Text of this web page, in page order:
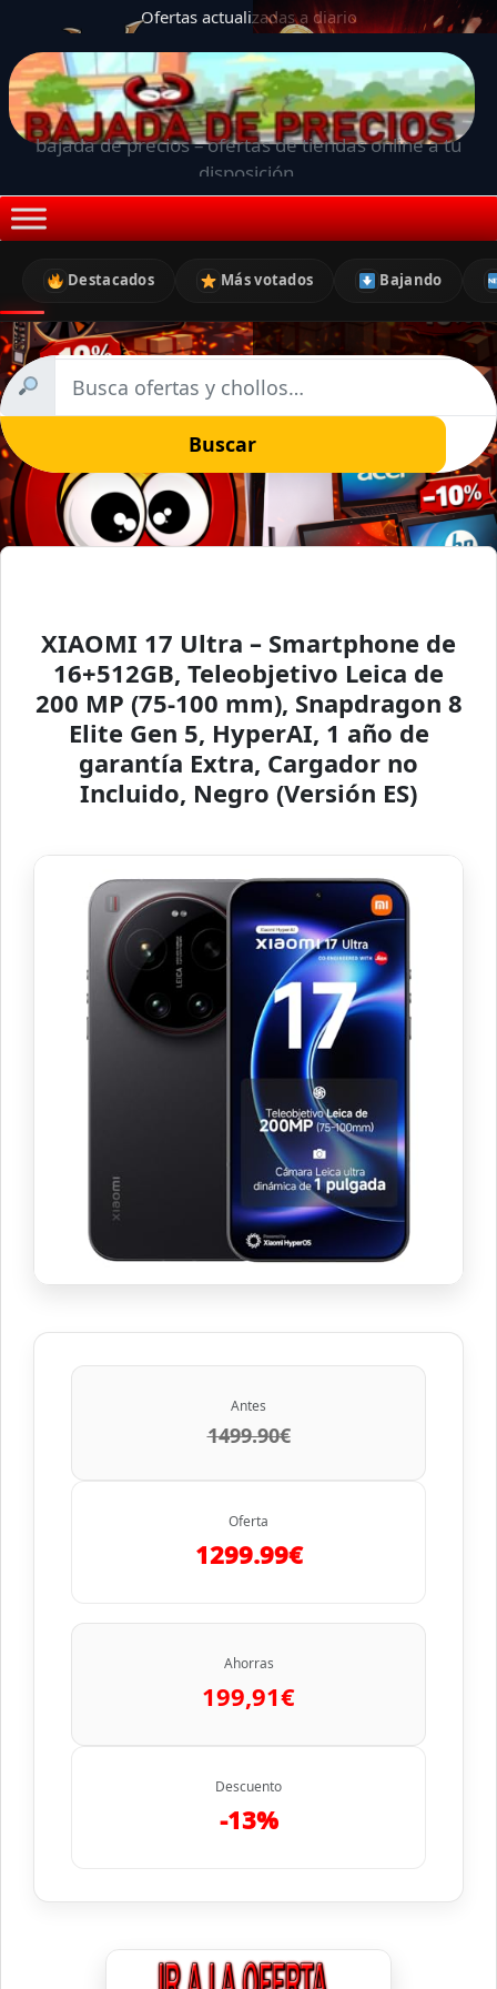
Ofertas actualizadas a diario
bajada de precios – ofertas de tiendas online a tu
disposición.
Destacados Más votados Bajando
Buscar
XIAOMI 17 Ultra – Smartphone de
16+512GB, Teleobjetivo Leica de
200 MP (75-100 mm), Snapdragon 8
Elite Gen 5, HyperAI, 1 año de
garantía Extra, Cargador no
Incluido, Negro (Versión ES)
Antes
1499.90€
Oferta
1299.99€
Ahorras
199,91€
Descuento
-13%